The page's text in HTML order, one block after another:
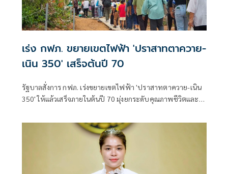
เร่ง กฟภ. ขยายเขตไฟฟ้า 'ปราสาทตาควาย-
เนิน 350' เสร็จต้นปี 70
รัฐบาลสั่งการ กฟภ. เร่งขยายเขตไฟฟ้า 'ปราสาทตาควาย-เนิน
350' ให้แล้วเสร็จภายในต้นปี 70 มุ่งยกระดับคุณภาพชีวิตและ